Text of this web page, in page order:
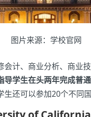
图片来源：学校官网
计、商业分析、商业
学生在头两年完成普
生还可以参加20个不同